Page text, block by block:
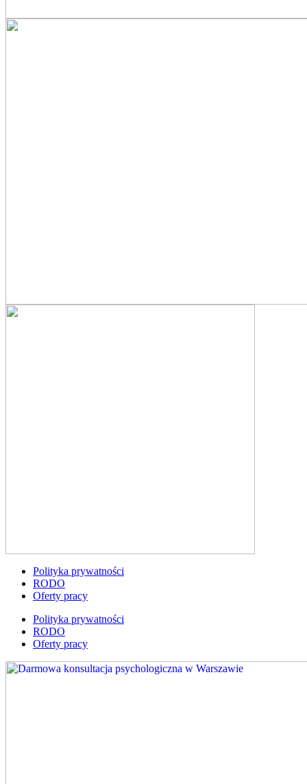
Polityka prywatności
RODO
Oferty pracy
Polityka prywatności
RODO
Oferty pracy